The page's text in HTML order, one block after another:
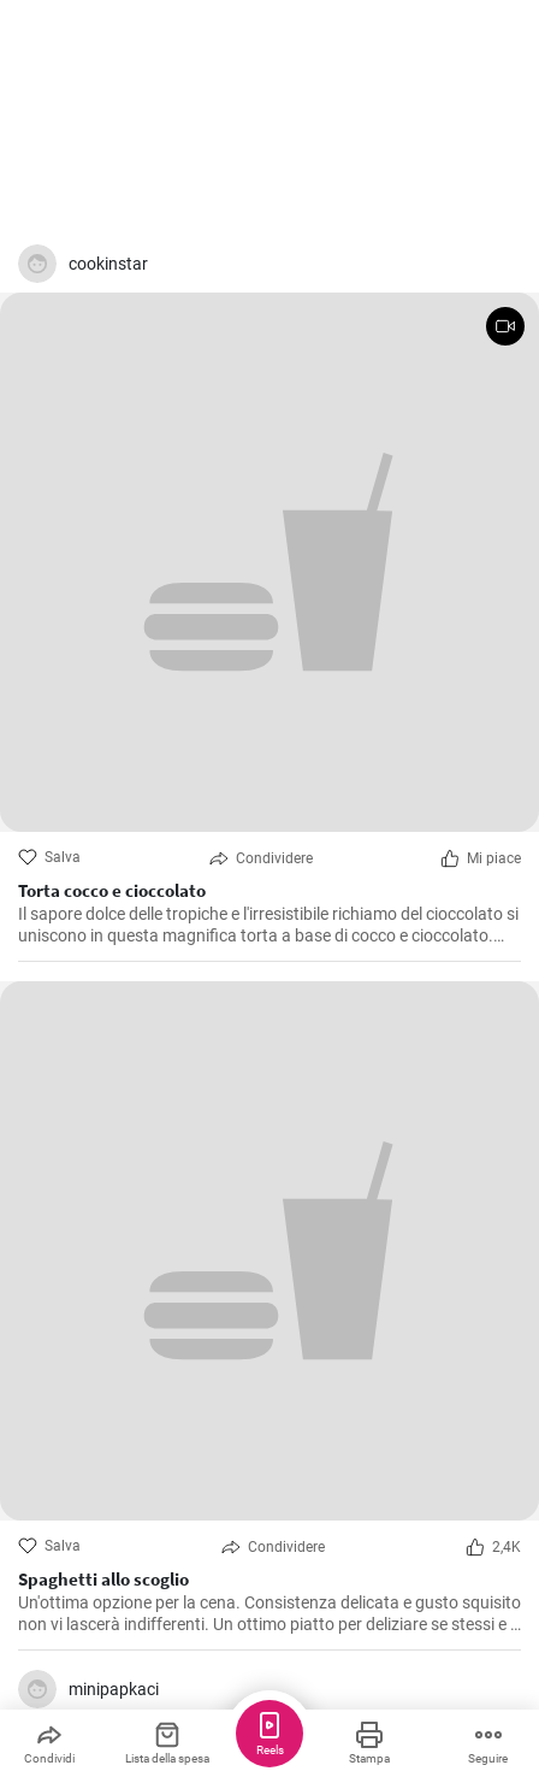
cookinstar
Salva Condividere Mi piace
Torta cocco e cioccolato
Il sapore dolce delle tropiche e l'irresistibile richiamo del cioccolato si
uniscono in questa magnifica torta a base di cocco e cioccolato.
Preparata diverse volte in casa mia, è un dolce che non delude mai,
una golosità amata sia dai grandi che dai piccolini. Una torta
Salva Condividere 2,4K
Spaghetti allo scoglio
Un'ottima opzione per la cena. Consistenza delicata e gusto squisito
non vi lascerà indifferenti. Un ottimo piatto per deliziare se stessi e i
propri cari. La ricetta per fare gli spaghetti è semplice e accessibile a
tutti.
minipapkaci
Condividi Lista della spesa Stampa Seguire
Reels